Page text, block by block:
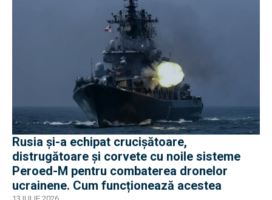
Rusia și-a echipat crucișătoare,
distrugătoare și corvete cu noile sisteme
Peroed-M pentru combaterea dronelor
ucrainene. Cum funcționează acestea